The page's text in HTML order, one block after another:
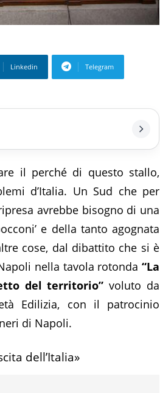
Linkedin Telegram
il perché di questo stallo,
d’Italia. Un Sud che per
avrebbe bisogno di una
e della tanto agognata
cose, dal dibattito che si è
nella tavola rotonda “La
del territorio” voluto da
Edilizia, con il patrocinio
di Napoli.
dell’Italia»